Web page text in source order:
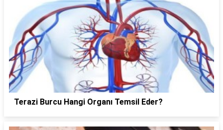
Terazi Burcu Hangi Organı Temsil Eder?